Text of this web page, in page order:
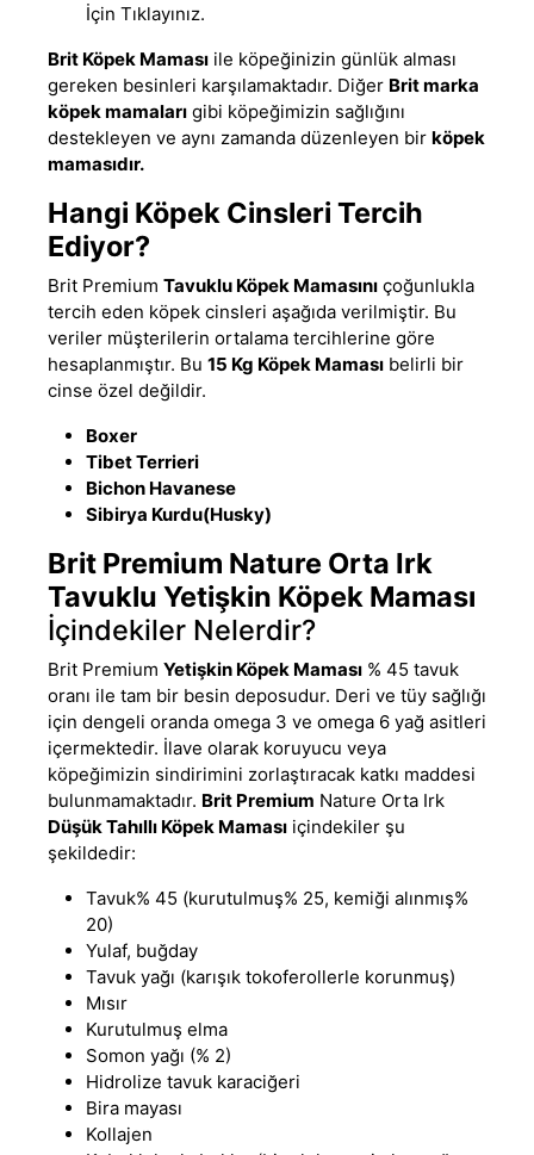
İçin Tıklayınız.
Brit Köpek Maması ile köpeğinizin günlük alması
gereken besinleri karşılamaktadır. Diğer Brit marka
köpek mamaları gibi köpeğimizin sağlığını
destekleyen ve aynı zamanda düzenleyen bir köpek
mamasıdır.
Hangi Köpek Cinsleri Tercih
Ediyor?
Brit Premium Tavuklu Köpek Mamasını çoğunlukla
tercih eden köpek cinsleri aşağıda verilmiştir. Bu
veriler müşterilerin ortalama tercihlerine göre
hesaplanmıştır. Bu 15 Kg Köpek Maması belirli bir
cinse özel değildir.
Boxer
Tibet Terrieri
Bichon Havanese
Sibirya Kurdu(Husky)
Brit Premium Nature Orta Irk
Tavuklu Yetişkin Köpek Maması
İçindekiler Nelerdir?
Brit Premium Yetişkin Köpek Maması % 45 tavuk
oranı ile tam bir besin deposudur. Deri ve tüy sağlığı
için dengeli oranda omega 3 ve omega 6 yağ asitleri
içermektedir. İlave olarak koruyucu veya
köpeğimizin sindirimini zorlaştıracak katkı maddesi
bulunmamaktadır. Brit Premium Nature Orta Irk
Düşük Tahıllı Köpek Maması içindekiler şu
şekildedir:
Tavuk% 45 (kurutulmuş% 25, ​​kemiği alınmış%
20)
Yulaf, buğday
Tavuk yağı (karışık tokoferollerle korunmuş)
Mısır
Kurutulmuş elma
Somon yağı (% 2)
Hidrolize tavuk karaciğeri
Bira mayası
Kollajen